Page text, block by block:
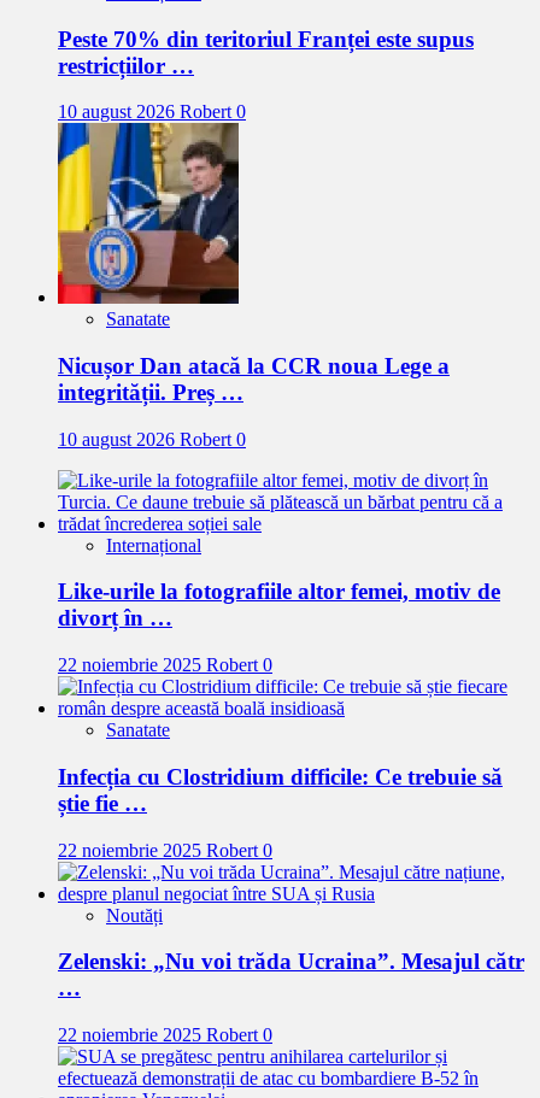
Peste 70% din teritoriul Franței este supus
restricțiilor …
10 august 2026 Robert 0
Sanatate
Nicușor Dan atacă la CCR noua Lege a
integrității. Preș …
10 august 2026 Robert 0
Internațional
Like-urile la fotografiile altor femei, motiv de
divorț în …
22 noiembrie 2025 Robert 0
Sanatate
Infecția cu Clostridium difficile: Ce trebuie să
știe fie …
22 noiembrie 2025 Robert 0
Noutăți
Zelenski: „Nu voi trăda Ucraina”. Mesajul cătr
…
22 noiembrie 2025 Robert 0